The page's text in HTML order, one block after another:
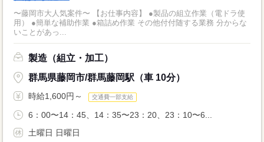
〜藤岡市大人気案件〜 【お仕事内容】 ●製品の組立作業（電ドラ使
用） ●簡単な補助作業 ●箱詰め作業 その他付付随する業務 分からな
いことがあっ...
製造（組立・加工）
群馬県藤岡市/群馬藤岡駅（車 10分）
時給1,600円～ 交通費一部支給
6：00〜14：45、14：35〜23：20、23：10〜6...
土曜日 日曜日